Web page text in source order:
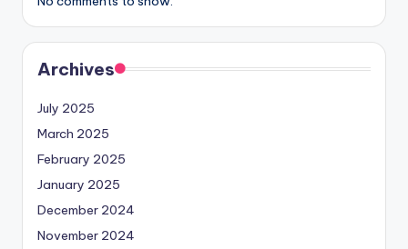
Archives
July 2025
March 2025
February 2025
January 2025
December 2024
November 2024